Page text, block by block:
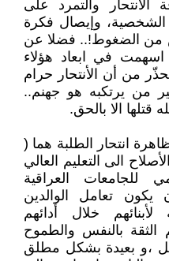
الانتحار والتمرد على
الشخصية، وإيصال فكرة
من الضغوط!.. فضلا عن
اسهمت في ابعاد هؤلاء
من أن الأنتحار حرام
من يرتكبه هو جهنم..
قتلها الا بالحق.
انتحار الطلبة هما (
الى التعليم العالي
للجامعات العراقية
يكون تعامل الوالدين
خلال أدائهم
الثقة بالنفس والطموح
،و بعيدة بشكل مطلق